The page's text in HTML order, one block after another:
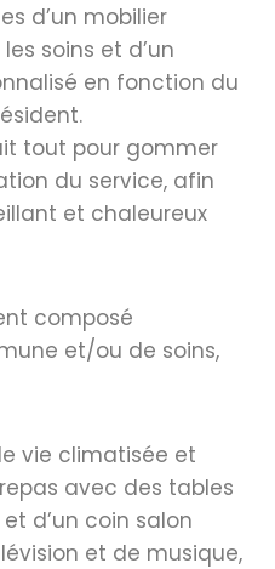
d’un mobilier
soins et d’un
en fonction du
tout pour gommer
du service, afin
et chaleureux
composé
et/ou de soins,
vie climatisée et
avec des tables
d’un coin salon
et de musique,